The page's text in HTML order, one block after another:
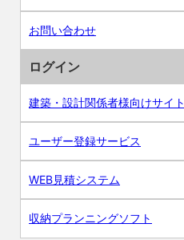
お問い合わせ
ログイン
建築・設計関係者様向けサイト
ユーザー登録サービス
WEB見積システム
収納プランニングソフト